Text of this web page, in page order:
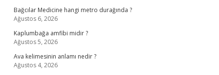
Bağcılar Medicine hangi metro durağında ?
Ağustos 6, 2026
Kaplumbağa amfibi midir ?
Ağustos 5, 2026
Ava kelimesinin anlamı nedir ?
Ağustos 4, 2026